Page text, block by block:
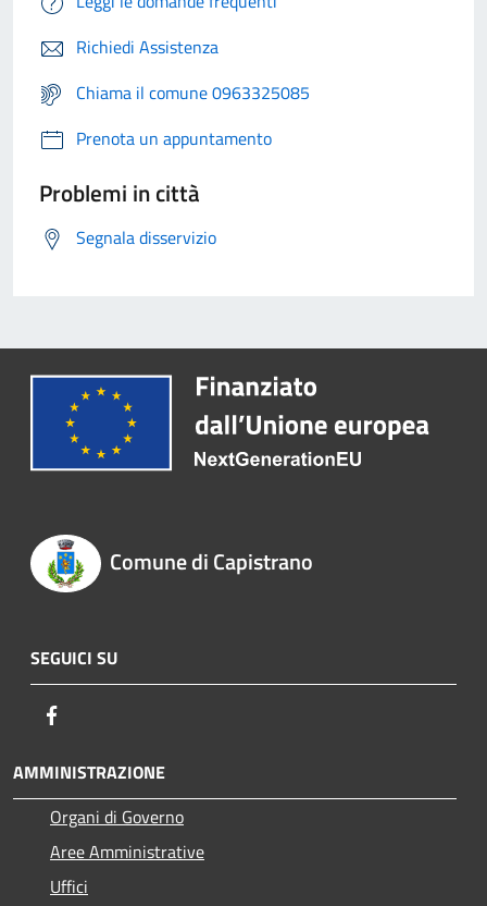
Richiedi Assistenza
Chiama il comune 0963325085
Prenota un appuntamento
Problemi in città
Segnala disservizio
Comune di Capistrano
SEGUICI SU
AMMINISTRAZIONE
Organi di Governo
Aree Amministrative
Uffici